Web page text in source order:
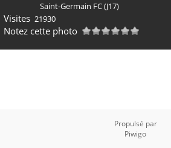
Saint-Germain FC (J17)
Visites 21930
Notez cette photo
Propulsé par
Piwigo